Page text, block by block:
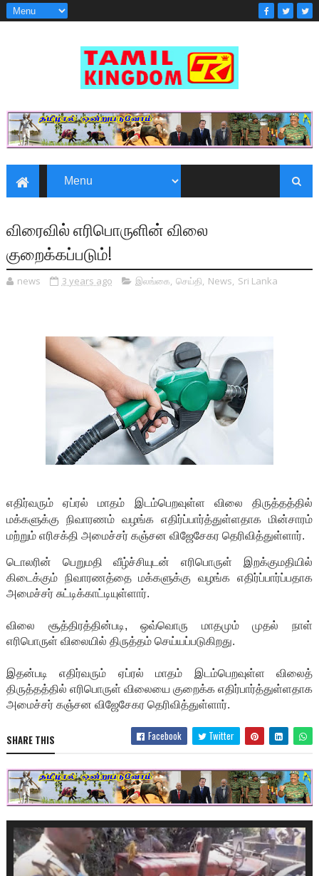
விரைவில் எரிபொருளின் விலை
குறைக்கப்படும்!
news 3 years ago இலங்கை, செய்தி, News, Sri Lanka
எதிர்வரும் ஏப்ரல் மாதம் இடம்பெறவுள்ள விலை திருத்தத்தில்
மக்களுக்கு நிவாரணம் வழங்க எதிர்ப்பார்த்துள்ளதாக மின்சாரம்
மற்றும் எரிசக்தி அமைச்சர் கஞ்சன விஜேசேகர தெரிவித்துள்ளார்.
டொலரின் பெறுமதி வீழ்ச்சியுடன் எரிபொருள் இறக்குமதியில்
கிடைக்கும் நிவாரணத்தை மக்களுக்கு வழங்க எதிர்ப்பார்ப்பதாக
அமைச்சர் சுட்டிக்காட்டியுள்ளார்.
விலை சூத்திரத்தின்படி, ஒவ்வொரு மாதமும் முதல் நாள்
எரிபொருள் விலையில் திருத்தம் செய்யப்படுகிறது.
இதன்படி எதிர்வரும் ஏப்ரல் மாதம் இடம்பெறவுள்ள விலைத்
திருத்தத்தில் எரிபொருள் விலையை குறைக்க எதிர்பார்த்துள்ளதாக
அமைச்சர் கஞ்சன விஜேசேகர தெரிவித்துள்ளார்.
SHARE THIS Facebook Twitter